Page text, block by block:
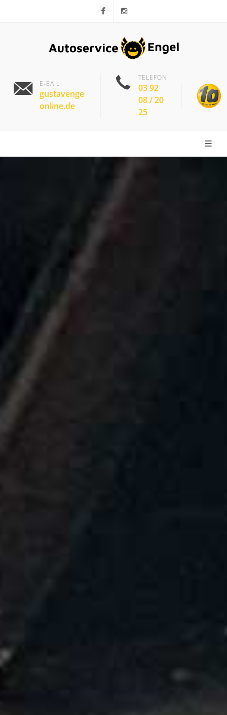
Facebook
E-EAIL
gustavengel@t-
online.de
TELEFON
03 92
08 / 20
25